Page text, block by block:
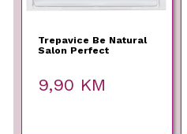
Trepavice Be Natural
Salon Perfect
9,90 KM